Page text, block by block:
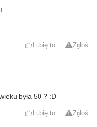
Lubię to Zgłoś
była 50 ? :D
Lubię to Zgłoś